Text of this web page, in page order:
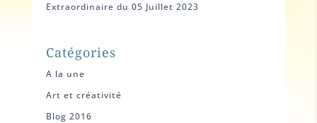
Extraordinaire du 05 Juillet 2023
Catégories
A la une
Art et créativité
Blog 2016